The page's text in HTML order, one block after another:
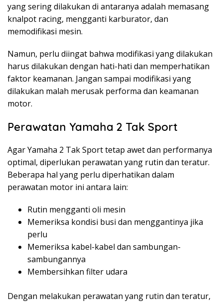
yang sering dilakukan di antaranya adalah memasang
knalpot racing, mengganti karburator, dan
memodifikasi mesin.
Namun, perlu diingat bahwa modifikasi yang dilakukan
harus dilakukan dengan hati-hati dan memperhatikan
faktor keamanan. Jangan sampai modifikasi yang
dilakukan malah merusak performa dan keamanan
motor.
Perawatan Yamaha 2 Tak Sport
Agar Yamaha 2 Tak Sport tetap awet dan performanya
optimal, diperlukan perawatan yang rutin dan teratur.
Beberapa hal yang perlu diperhatikan dalam
perawatan motor ini antara lain:
Rutin mengganti oli mesin
Memeriksa kondisi busi dan menggantinya jika
perlu
Memeriksa kabel-kabel dan sambungan-
sambungannya
Membersihkan filter udara
Dengan melakukan perawatan yang rutin dan teratur,